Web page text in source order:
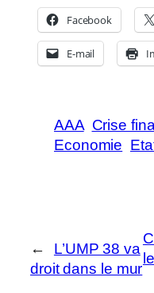
Facebook
E-mail
AAA Crise
Economie
←
L’UMP 38 va
droit dans le mur